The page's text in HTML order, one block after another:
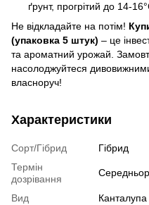
ґрунт, прогрітий до 14-
Не відкладайте на потім!
(упаковка 5 штук) – це
та ароматний урожай.
насолоджуйтеся
власноруч!
Характеристики
Сорт/Гібрид
Гібрид
Термін
дозрівання
Вид Канталупа